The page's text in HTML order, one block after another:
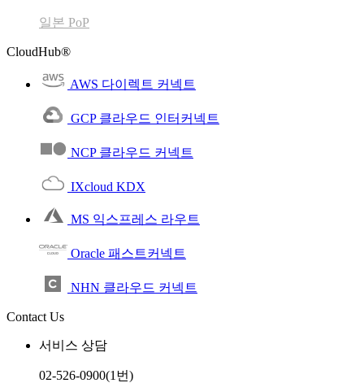
일본 PoP
CloudHub®
AWS 다이렉트 커넥트
GCP 클라우드 인터커넥트
NCP 클라우드 커넥트
IXcloud KDX
MS 익스프레스 라우트
Oracle 패스트커넥트
NHN 클라우드 커넥트
Contact Us
서비스 상담
02-526-0900(1번)